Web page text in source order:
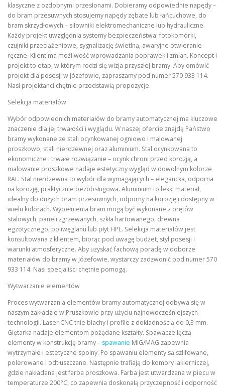
klasyczne z ozdobnymi przesłonami. Dobieramy odpowiednie napędy –
do bram przesuwnych stosujemy napędy zębate lub łańcuchowe, do
bram skrzydłowych – siłowniki elektromechaniczne lub hydrauliczne.
Każdy projekt uwzględnia systemy bezpieczeństwa: fotokomórki,
czujniki przeciążeniowe, sygnalizację świetlną, awaryjne otwieranie
ręczne. Klient ma możliwość wprowadzania poprawek i zmian. Koncept i
projekt to etap, w którym rodzi się wizja przyszłej bramy. Aby omówić
projekt dla posesji w Józefowie, zapraszamy pod numer 570 933 114.
Nasi projektanci chętnie przedstawią propozycje.
Selekcja materiałów
Wybór odpowiednich materiałów do bramy automatycznej ma kluczowe
znaczenie dla jej trwałości i wyglądu. W naszej ofercie znajdą Państwo
bramy wykonane ze stali ocynkowanej ogniowo i malowanej
proszkowo, stali nierdzewnej oraz aluminium. Stal ocynkowana to
ekonomiczne i trwałe rozwiązanie – ocynk chroni przed korozją, a
malowanie proszkowe nadaje estetyczny wygląd w dowolnym kolorze
RAL. Stal nierdzewna to wybór dla wymagających – elegancka, odporna
na korozję, praktycznie bezobsługowa. Aluminium to lekki materiał,
idealny do dużych bram przesuwnych, odporny na korozję i dostępny w
wielu kolorach. Wypełnienia bram mogą być wykonane z prętów
stalowych, paneli zgrzewanych, szkła hartowanego, drewna
egzotycznego, poliwęglanu lub płyt HPL. Selekcja materiałów jest
konsultowana z klientem, biorąc pod uwagę budżet, styl posesji i
warunki atmosferyczne. Aby uzyskać fachową poradę w doborze
materiałów do bramy w Józefowie, wystarczy zadzwonić pod numer 570
933 114. Nasi specjaliści chętnie pomogą.
Wytwarzanie elementów
Proces wytwarzania elementów bramy automatycznej odbywa się w
naszym zakładzie w Pruszkowie przy użyciu najnowocześniejszych
technologii. Laser CNC tnie blachy i profile z dokładnością do 0,3 mm.
Giętarka nadaje elementom pożądane kształty. Spawacze łączą
elementy w konstrukcję bramy – spawanie MIG/MAG zapewnia
wytrzymałe i estetyczne spoiny. Po spawaniu elementy są szlifowane,
polerowane i odtłuszczane. Następnie trafiają do komory lakierniczej,
gdzie nakładana jest farba proszkowa. Farba jest utwardzana w piecu w
temperaturze 200°C, co zapewnia doskonałą przyczepność i odporność